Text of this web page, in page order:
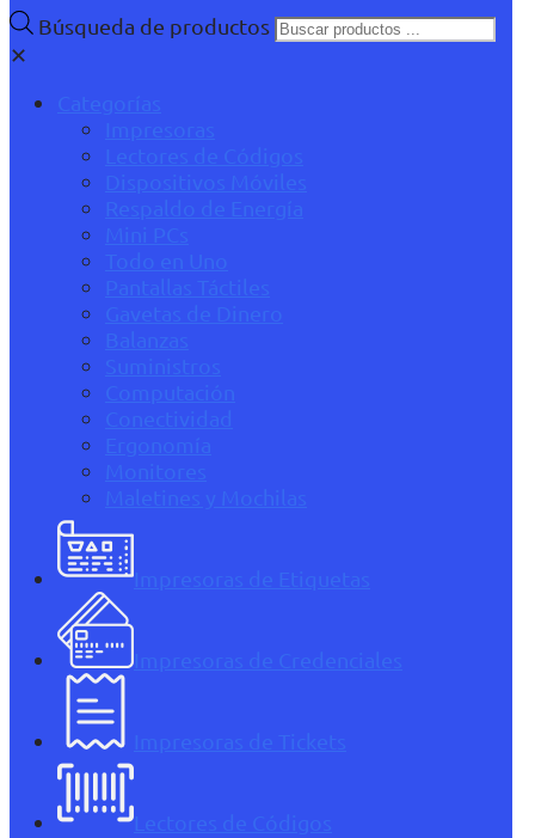
Búsqueda de productos
✕
Categorías
Impresoras
Lectores de Códigos
Dispositivos Móviles
Respaldo de Energía
Mini PCs
Todo en Uno
Pantallas Táctiles
Gavetas de Dinero
Balanzas
Suministros
Computación
Conectividad
Ergonomía
Monitores
Maletines y Mochilas
Impresoras de Etiquetas
Impresoras de Credenciales
Impresoras de Tickets
Lectores de Códigos